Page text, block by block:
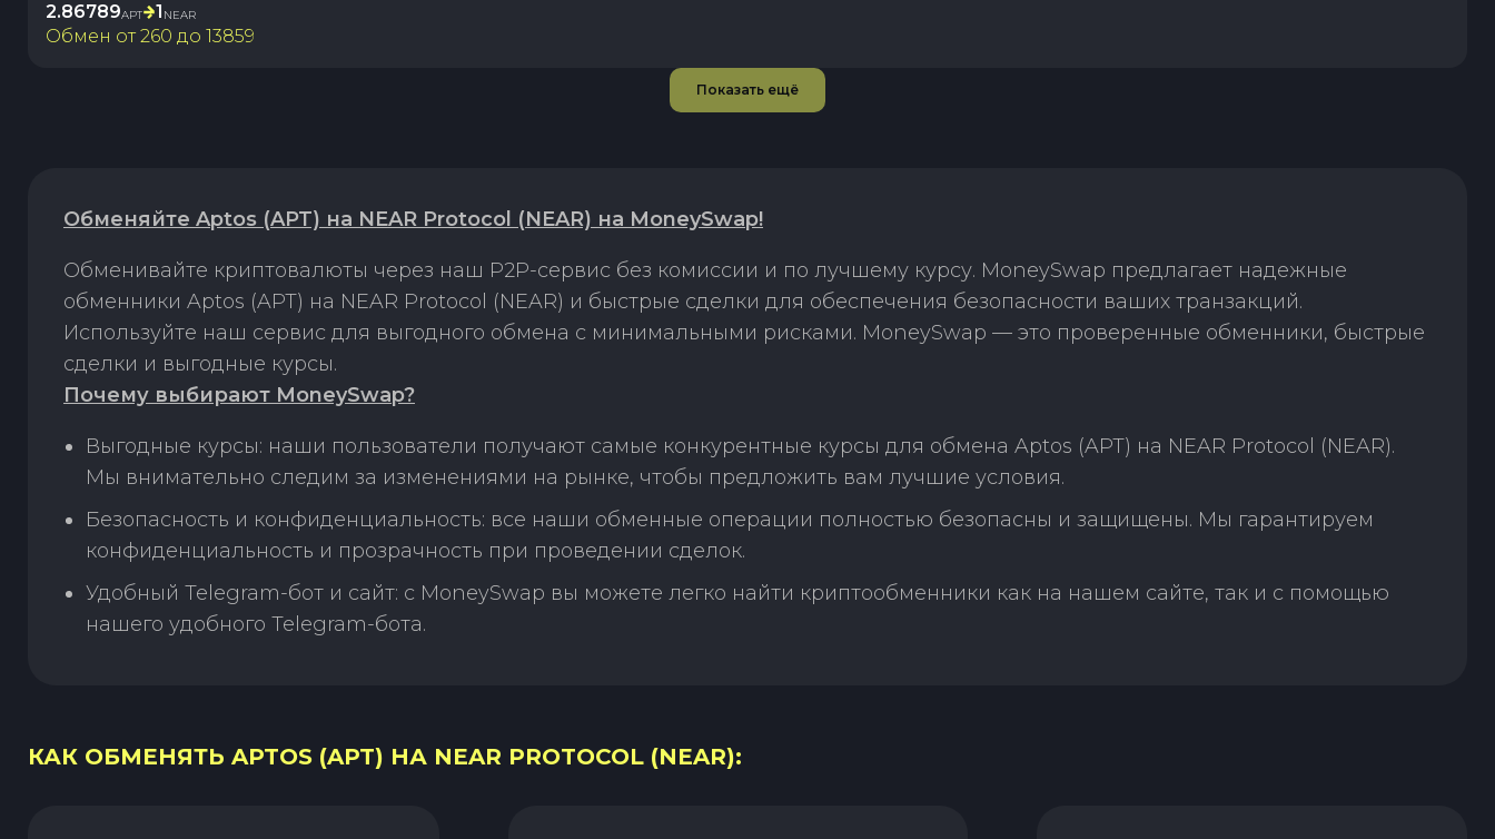
2.86789APT 1 NEAR
Обмен от260 до 13859
Показать ещё
Обменяйте Aptos (APT) на NEAR Protocol (NEAR) на MoneySwap!
Обменивайте криптовалюты через наш P2P-сервис без комиссии и по лучшему курсу. MoneySwap предлагает надежные
обменники Aptos (APT) на NEAR Protocol (NEAR) и быстрые сделки для обеспечения безопасности ваших транзакций.
Используйте наш сервис для выгодного обмена с минимальными рисками. MoneySwap — это проверенные обменники, быстрые
сделки и выгодные курсы.
Почему выбирают MoneySwap?
Выгодные курсы: наши пользователи получают самые конкурентные курсы для обмена Aptos (APT) на NEAR Protocol (NEAR).
Мы внимательно следим за изменениями на рынке, чтобы предложить вам лучшие условия.
Безопасность и конфиденциальность: все наши обменные операции полностью безопасны и защищены. Мы гарантируем
конфиденциальность и прозрачность при проведении сделок.
Удобный Telegram-бот и сайт: с MoneySwap вы можете легко найти криптообменники как на нашем сайте, так и с помощью
нашего удобного Telegram-бота.
КАК ОБМЕНЯТЬ APTOS (APT) НА NEAR PROTOCOL (NEAR):